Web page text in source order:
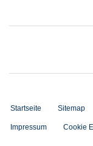
Startseite Sitemap
Impressum Cookie